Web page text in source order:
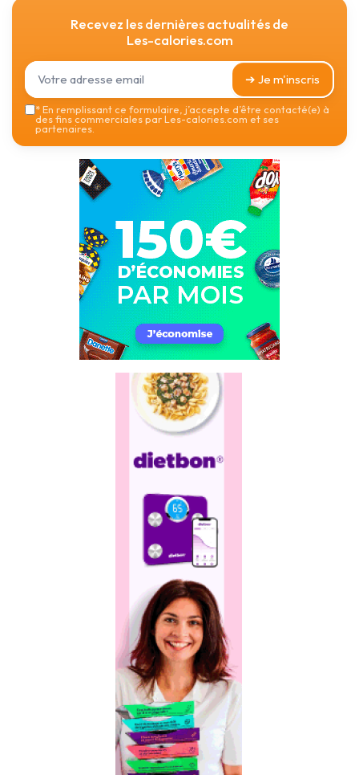
Recevez les dernières actualités de
Les-calories.com
➔ Je m'inscris
*En remplissant ce formulaire, j’accepte d’être contacté(e) à
des fins commerciales par Les-calories.com et ses
partenaires.